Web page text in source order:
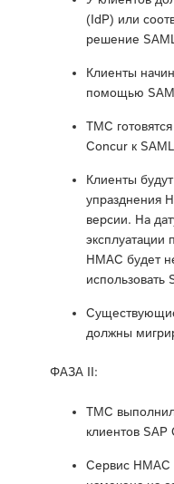
(IdP) или
решение
Клиенты
помощью
TMC
Concur к
Клиенты
упразднения
версии. На
эксплуатации
HMAC будет
использовать
должны
ФАЗА II:
TMC
клиентов SAP
Сервис HMAC